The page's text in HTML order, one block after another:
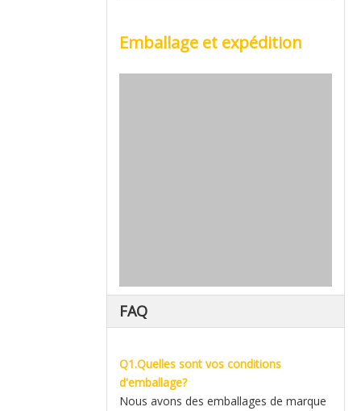
Emballage et expédition
FAQ
Q1.Quelles sont vos conditions
d'emballage?
Nous avons des emballages de marque